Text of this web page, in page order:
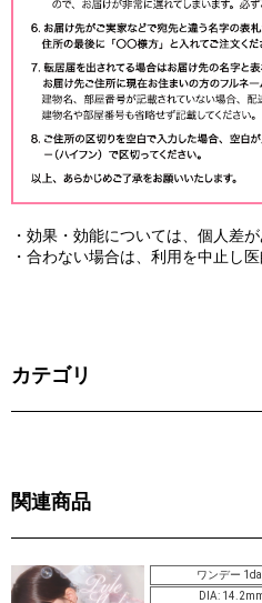
・効果・効能については、個人差
・合わない場合は、利用を中止し
カテゴリ
関連商品
ワンデー
DIA: